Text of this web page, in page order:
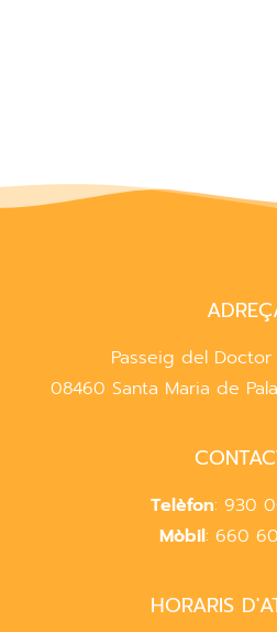
Passeig del Doctor
08460 Santa Maria de
Telèfon: 930
Mòbil: 660
HORARIS